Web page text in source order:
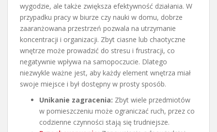
wygodzie, ale także zwiększa efektywność działania. W
przypadku pracy w biurze czy nauki w domu, dobrze
zaaranżowana przestrzeń pozwala na utrzymanie
koncentracji i organizacji. Zbyt ciasne lub chaotyczne
wnętrze może prowadzić do stresu i frustracji, co
negatywnie wpływa na samopoczucie. Dlatego
niezwykle ważne jest, aby każdy element wnętrza miał
swoje miejsce i był dostępny w prosty sposób.
Unikanie zagracenia: Zbyt wiele przedmiotów
w pomieszczeniu może ograniczać ruch, przez co
codzienne czynności stają się trudniejsze.